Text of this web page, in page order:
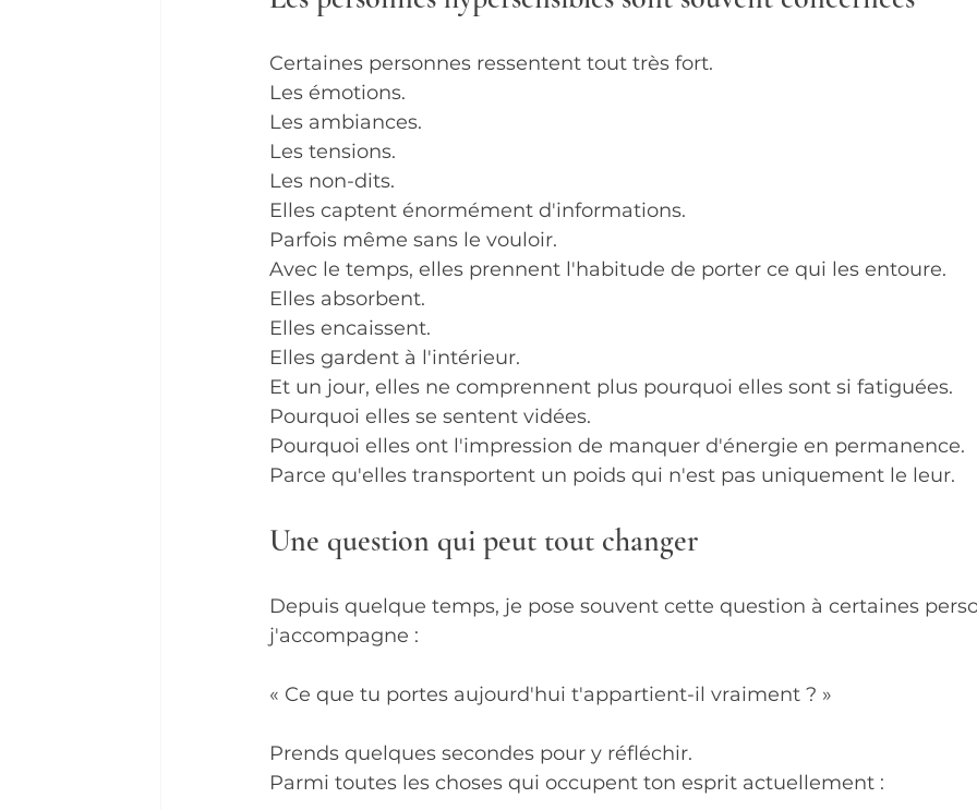
Certaines personnes ressentent tout très fort.
Les émotions.
Les ambiances.
Les tensions.
Les non-dits.
Elles captent énormément d'informations.
Parfois même sans le vouloir.
Avec le temps, elles prennent l'habitude de porter ce qui les entoure.
Elles absorbent.
Elles encaissent.
Elles gardent à l'intérieur.
Et un jour, elles ne comprennent plus pourquoi elles sont si fatiguées.
Pourquoi elles se sentent vidées.
Pourquoi elles ont l'impression de manquer d'énergie en permanence.
Parce qu'elles transportent un poids qui n'est pas uniquement le leur.
Une question qui peut tout changer
Depuis quelque temps, je pose souvent cette question à certaines
j'accompagne :
« Ce que tu portes aujourd'hui t'appartient-il vraiment ? »
Prends quelques secondes pour y réfléchir.
Parmi toutes les choses qui occupent ton esprit actuellement :